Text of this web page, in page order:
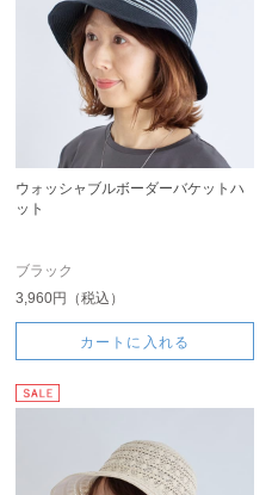
ウォッシャブルボーダーバケットハ
ット
ブラック
3,960円（税込）
カートに入れる